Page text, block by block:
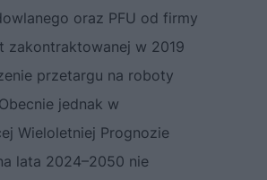
oraz PFU od firmy
zakontraktowanej w 2019
przetargu na roboty
jednak w
Wieloletniej Prognozie
lata 2024–2050 nie